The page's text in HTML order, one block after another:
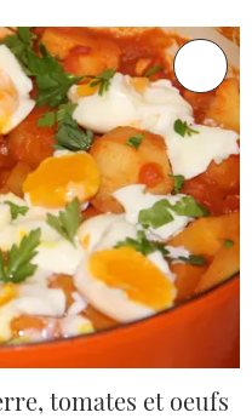
tomates et oeufs